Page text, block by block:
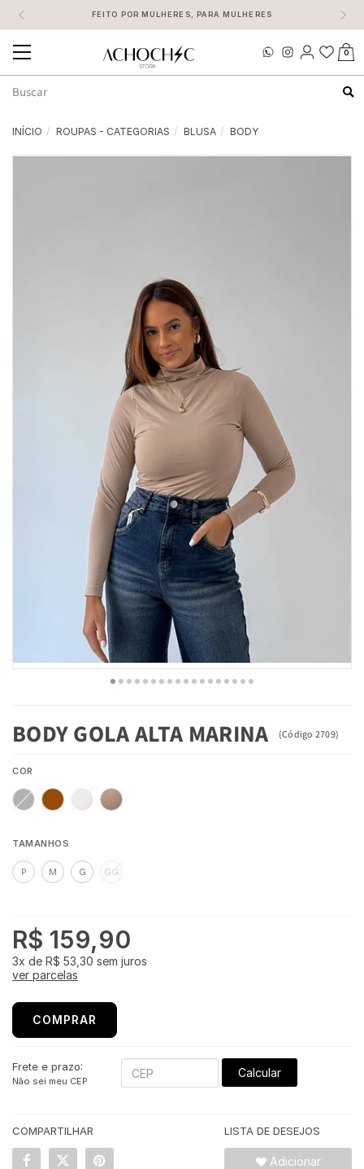
FEITO POR MULHERES, PARA MULHERES
Mudar
navegação
0
INÍCIO ROUPAS - CATEGORIAS BLUSA BODY
BODY GOLA ALTA MARINA (Código 2709)
COR
TAMANHOS
P M G GG
R$ 159,90
3x de R$ 53,30 sem juros
ver parcelas
COMPRAR
Frete e prazo:
Não sei meu CEP
Calcular
COMPARTILHAR LISTA DE DESEJOS
Adicionar